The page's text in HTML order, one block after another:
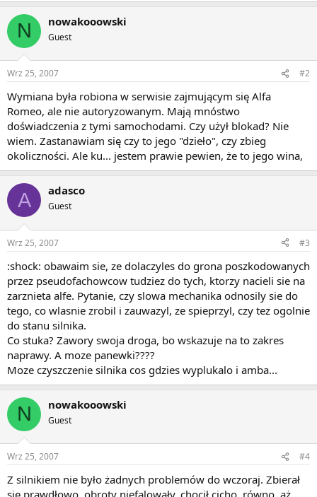
N nowakooowski
Guest
Wrz 25, 2007 #2
Wymiana była robiona w serwisie zajmującym się Alfa
Romeo, ale nie autoryzowanym. Mają mnóstwo
doświadczenia z tymi samochodami. Czy użył blokad? Nie
wiem. Zastanawiam się czy to jego "dzieło", czy zbieg
okoliczności. Ale ku... jestem prawie pewien, że to jego wina,
A adasco
Guest
Wrz 25, 2007 #3
:shock: obawaim sie, ze dolaczyles do grona poszkodowanych
przez pseudofachowcow tudziez do tych, ktorzy nacieli sie na
zarznieta alfe. Pytanie, czy slowa mechanika odnosily sie do
tego, co wlasnie zrobil i zauwazyl, ze spieprzyl, czy tez ogolnie
do stanu silnika.
Co stuka? Zawory swoja droga, bo wskazuje na to zakres
naprawy. A moze panewki????
Moze czyszczenie silnika cos gdzies wyplukalo i amba...
N nowakooowski
Guest
Wrz 25, 2007 #4
Z silnikiem nie było żadnych problemów do wczoraj. Zbierał